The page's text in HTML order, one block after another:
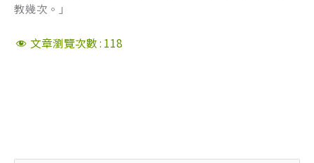
教幾次。」
文章瀏覽次數 : 118